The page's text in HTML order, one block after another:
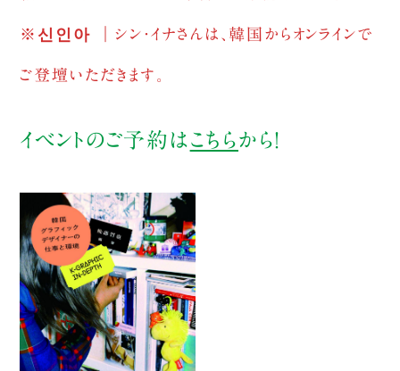
※신인아 ｜シン・イナさんは、韓国からオンラインで
ご登壇いただきます。
イベントのご予約は こちらから！